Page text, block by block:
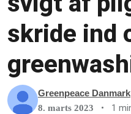
skride ind
Greenpeace Danmark
8. marts 2023 • 1